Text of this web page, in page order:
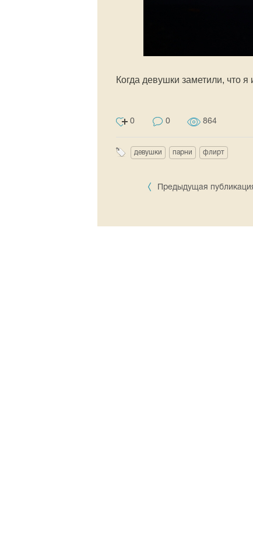
Когда девушки заметили, что
0 0 864
девушки парни флирт
Предыдущая